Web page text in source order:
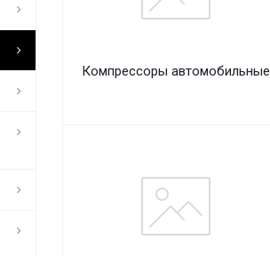
Компрессоры автомобильные